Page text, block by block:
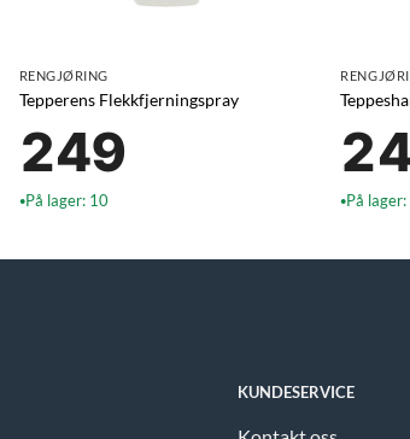
RENGJØRING
Tepperens Flekkfjerningspray
249
●På lager: 10 ●På lager:
KUNDESERVICE